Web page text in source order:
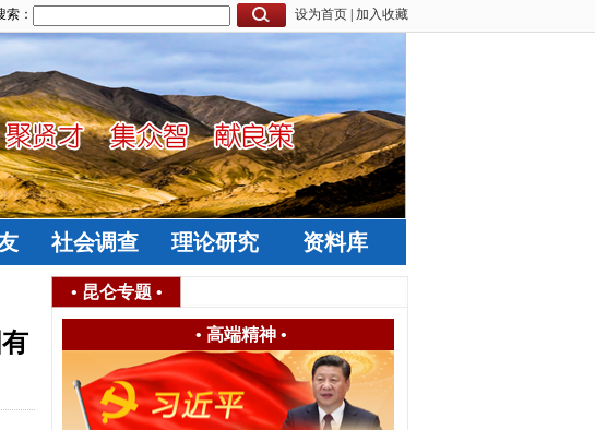
设为首页 加入收藏
索：
社会调查 理论研究 资料库
• 昆仑专题 •
• 高端精神•